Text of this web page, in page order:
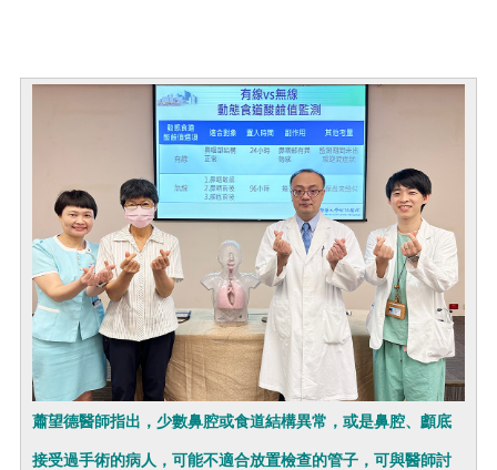
蕭望德醫師指出，少數鼻腔或食道結構異常，或是鼻腔、顱底
接受過手術的病人，可能不適合放置檢查的管子，可與醫師討